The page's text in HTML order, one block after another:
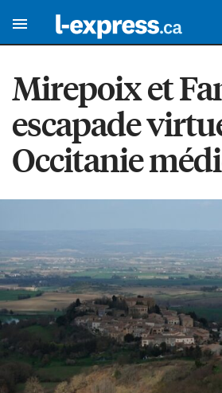
Mirepoix et
escapade
Occitanie